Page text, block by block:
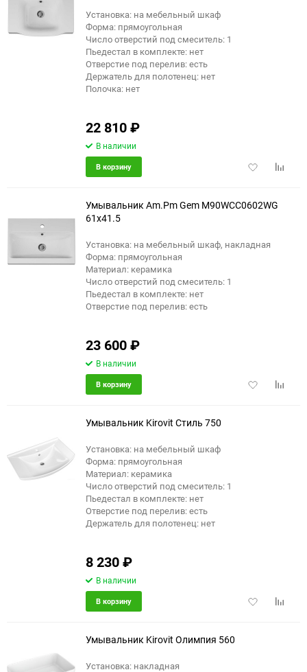
Установка: на мебельный шкаф
Форма: прямоугольная
Число отверстий под смеситель: 1
Пьедестал в комплекте: нет
Отверстие под перелив: есть
Держатель для полотенец: нет
Полочка: нет
22 810₽
В наличии
Добавить
В корзину
Умывальник Am.Pm Gem M90WCC0602WG
61x41.5
Установка: на мебельный шкаф, накладная
Форма: прямоугольная
Материал: керамика
Число отверстий под смеситель: 1
Пьедестал в комплекте: нет
Отверстие под перелив: есть
23 600₽
В наличии
Добавить
В корзину
Умывальник Kirovit Стиль 750
Установка: на мебельный шкаф
Форма: прямоугольная
Материал: керамика
Число отверстий под смеситель: 1
Пьедестал в комплекте: нет
Отверстие под перелив: есть
Держатель для полотенец: нет
8 230₽
В наличии
Добавить
В корзину
Умывальник Kirovit Олимпия 560
Установка: накладная